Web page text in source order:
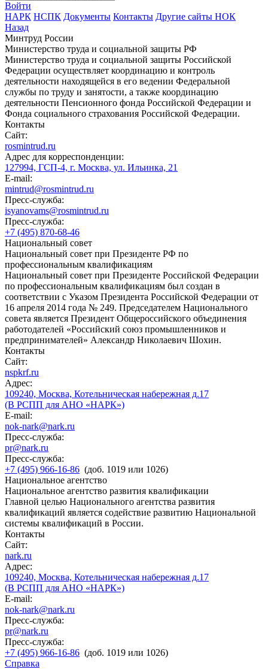
Войти
НАРК НСПК Документы Контакты Другие сайты НОК
Назад
Минтруд России
Министерство труда и социальной защиты РФ
Министерство труда и социальной защиты Российской
Федерации осуществляет координацию и контроль
деятельности находящейся в его ведении Федеральной
службы по труду и занятости, а также координацию
деятельности Пенсионного фонда Российской Федерации и
Фонда социального страхования Российской Федерации.
Контакты
Сайт:
rosmintrud.ru
Адрес для корреспонденции:
127994, ГСП-4, г. Москва, ул. Ильинка, 21
E-mail:
mintrud@rosmintrud.ru
Пресс-служба:
isyanovams@rosmintrud.ru
Пресс-служба:
+7 (495) 870-68-46
Национальный совет
Национальный совет при Президенте РФ по
профессиональным квалификациям
Национальный совет при Президенте Российской Федерации
по профессиональным квалификациям был создан в
соответствии с Указом Президента Российской Федерации от
16 апреля 2014 года № 249. Председателем Национального
совета является Президент Общероссийского объединения
работодателей «Российский союз промышленников и
предпринимателей» Александр Николаевич Шохин.
Контакты
Сайт:
nspkrf.ru
Адрес:
109240, Москва, Котельническая набережная д.17
(В РСПП для АНО «НАРК»)
E-mail:
nok-nark@nark.ru
Пресс-служба:
pr@nark.ru
Пресс-служба:
+7 (495) 966-16-86 (доб. 1019 или 1026)
Национальное агентство
Национальное агентство развития квалификации
Главной целью Национального агентства развития
квалификаций является содействие развитию Национальной
системы квалификаций в России.
Контакты
Сайт:
nark.ru
Адрес:
109240, Москва, Котельническая набережная д.17
(В РСПП для АНО «НАРК»)
E-mail:
nok-nark@nark.ru
Пресс-служба:
pr@nark.ru
Пресс-служба:
+7 (495) 966-16-86 (доб. 1019 или 1026)
Справка